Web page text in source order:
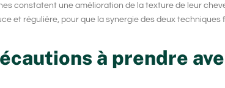
constatent une amélioration de la texture de leur
et régulière, pour que la synergie des deux techniques
à prendre